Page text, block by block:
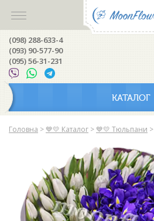
(098) 288-633-4
(093) 90-577-90
(095) 56-31-231
КАТАЛОГ
Головна > 💙💛 Каталог > 💙💛 Тюльпани >